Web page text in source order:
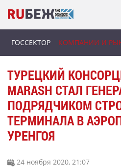
ГОССЕКТОР КОМПАНИИ И
ТУРЕЦКИЙ
MARASH СТАЛ
ПОДРЯДЧИКОМ
ТЕРМИНАЛА В
УРЕНГОЯ
24 ноября 2020, 21:07